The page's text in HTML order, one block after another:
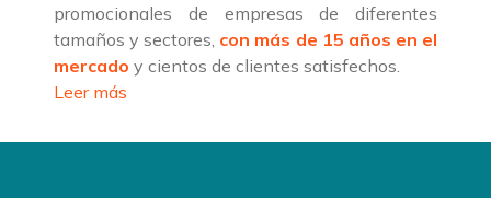
promocionales de empresas de diferentes
tamaños y sectores, con más de 15 años en el
mercado y cientos de clientes satisfechos.
Leer más